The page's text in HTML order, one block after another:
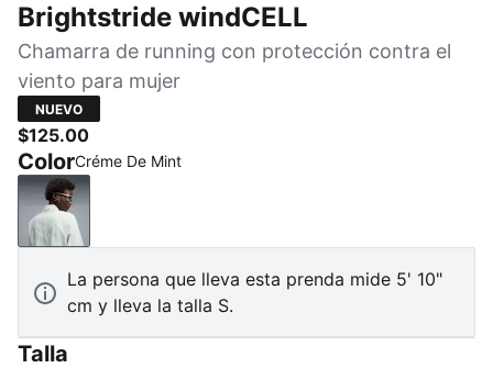
Brightstride windCELL
Chamarra de running con protección contra el
viento para mujer
NUEVO
$125.00
ColorCréme De Mint
Créme De Mint
La persona que lleva esta prenda mide 5' 10"
cm y lleva la talla S.
Talla